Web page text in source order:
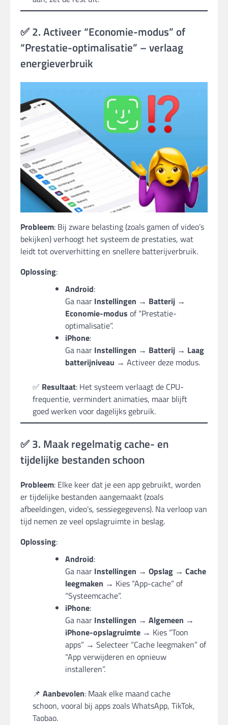
✅ 2. Activeer “Economie-modus” of
“Prestatie-optimalisatie” – verlaag
energieverbruik
Probleem: Bij zware belasting (zoals gamen of video’s
bekijken) verhoogt het systeem de prestaties, wat
leidt tot oververhitting en snellere batterijverbruik.
Oplossing:
Android:
Ga naar Instellingen → Batterij →
Economie-modus of “Prestatie-
optimalisatie”.
iPhone:
Ga naar Instellingen → Batterij → Laag
batterijniveau → Activeer deze modus.
✅ Resultaat: Het systeem verlaagt de CPU-
frequentie, vermindert animaties, maar blijft
goed werken voor dagelijks gebruik.
✅ 3. Maak regelmatig cache- en
tijdelijke bestanden schoon
Probleem: Elke keer dat je een app gebruikt, worden
er tijdelijke bestanden aangemaakt (zoals
afbeeldingen, video’s, sessiegegevens). Na verloop van
tijd nemen ze veel opslagruimte in beslag.
Oplossing:
Android:
Ga naar Instellingen → Opslag → Cache
leegmaken → Kies “App-cache” of
“Systeemcache”.
iPhone:
Ga naar Instellingen → Algemeen →
iPhone-opslagruimte → Kies “Toon
apps” → Selecteer “Cache leegmaken” of
“App verwijderen en opnieuw
installeren”.
📌 Aanbevolen: Maak elke maand cache
schoon, vooral bij apps zoals WhatsApp, TikTok,
Taobao.